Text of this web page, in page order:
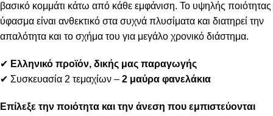
βασικό κομμάτι κάτω από κάθε εμφάνιση. Το υψηλής ποιότητας
ύφασμα είναι ανθεκτικό στα συχνά πλυσίματα και διατηρεί την
απαλότητα και το σχήμα του για μεγάλο χρονικό διάστημα.
✔ Ελληνικό προϊόν, δικής μας παραγωγής
✔ Συσκευασία 2 τεμαχίων – 2 μαύρα φανελάκια
Επίλεξε την ποιότητα και την άνεση που εμπιστεύονται